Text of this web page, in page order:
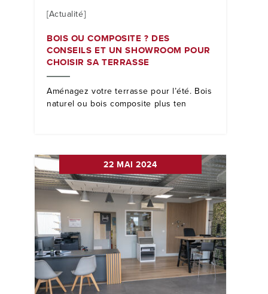
[Actualité]
BOIS OU COMPOSITE ? DES
CONSEILS ET UN SHOWROOM POUR
CHOISIR SA TERRASSE
Aménagez votre terrasse pour l’été. Bois
naturel ou bois composite plus ten
22 MAI 2024